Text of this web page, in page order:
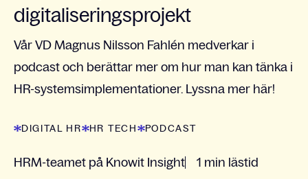
digitaliseringsprojekt
Vår VD Magnus Nilsson Fahlén medverkar i
podcast och berättar mer om hur man kan tänka i
HR-systemsimplementationer. Lyssna mer här!
DIGITAL HR HR TECH PODCAST
HRM-teamet på Knowit Insight 1 min lästid